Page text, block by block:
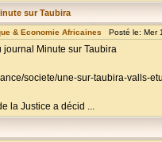
sur Taubira
& Economie Africaines Posté le: Mer
journal Minute sur Taubira
societe/une-sur-taubira-valls-
la Justice a décid ...